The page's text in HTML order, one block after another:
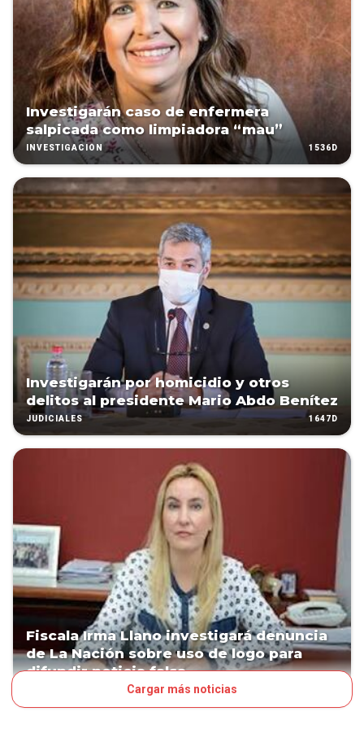
Investigarán caso de enfermera
salpicada como limpiadora “mau”
INVESTIGACIÓN 1536D
Investigarán por homicidio y otros
delitos al presidente Mario Abdo Benítez
JUDICIALES 1647D
Fiscala Irma Llano investigará denuncia
de La Nación sobre uso de logo para
difundir noticia falsa
Cargar más noticias